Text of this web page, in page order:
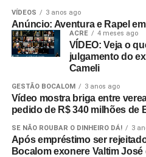
VÍDEOS 3 anos ago
Anúncio: Aventura e Rapel
ACRE 4 meses ago
VÍDEO: Veja o
julgamento do
Cameli
GESTÃO BOCALOM 3 anos ago
Vídeo mostra briga entre
pedido de R$ 340 milhões de
SE NÃO ROUBAR O DINHEIRO DÁ! 3
Após empréstimo ser
Bocalom exonere Valtim José